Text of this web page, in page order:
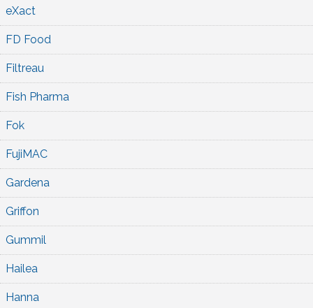
eXact
FD Food
Filtreau
Fish Pharma
Fok
FujiMAC
Gardena
Griffon
Gummil
Hailea
Hanna